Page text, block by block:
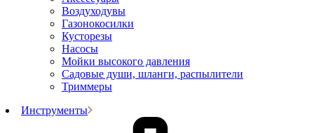
Воздуходувы
Газонокосилки
Кусторезы
Насосы
Мойки высокого давления
Садовые души, шланги, распылители
Триммеры
Инструменты